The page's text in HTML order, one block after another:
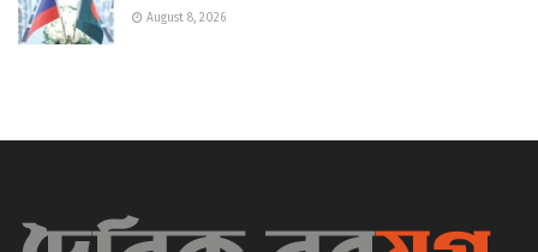
August 8, 2026